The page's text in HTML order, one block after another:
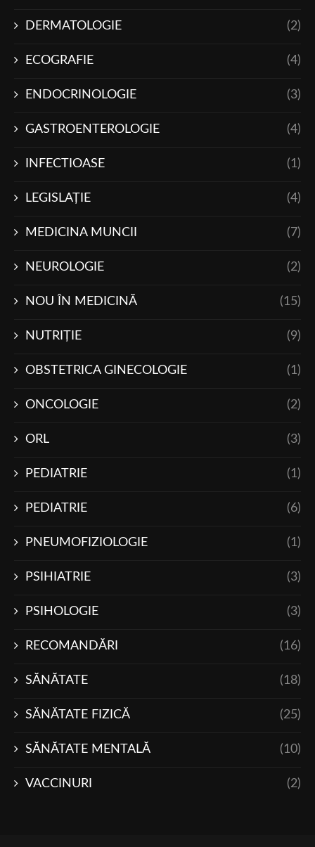
DERMATOLOGIE (2)
ECOGRAFIE (4)
ENDOCRINOLOGIE (3)
GASTROENTEROLOGIE (4)
INFECTIOASE (1)
LEGISLAŢIE (4)
MEDICINA MUNCII (7)
NEUROLOGIE (2)
NOU ÎN MEDICINĂ (15)
NUTRIŢIE (9)
OBSTETRICA GINECOLOGIE (1)
ONCOLOGIE (2)
ORL (3)
PEDIATRIE (1)
PEDIATRIE (6)
PNEUMOFIZIOLOGIE (1)
PSIHIATRIE (3)
PSIHOLOGIE (3)
RECOMANDĂRI (16)
SĂNĂTATE (18)
SĂNĂTATE FIZICĂ (25)
SĂNĂTATE MENTALĂ (10)
VACCINURI (2)